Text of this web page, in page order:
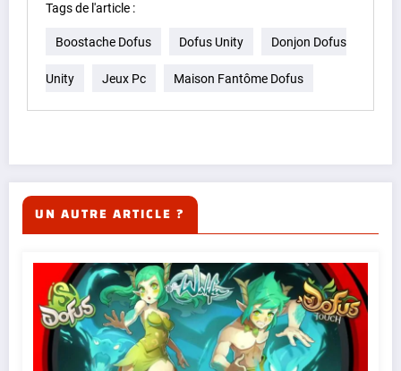
Tags de l'article :
Boostache Dofus Dofus Unity Donjon Dofus
Unity Jeux Pc Maison Fantôme Dofus
UN AUTRE ARTICLE ?